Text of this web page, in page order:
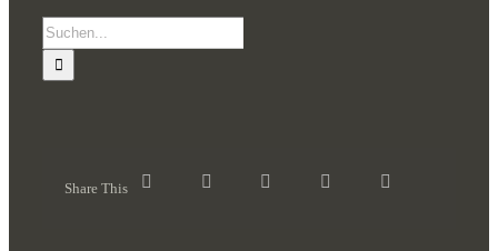
Suche
nach:
Share This